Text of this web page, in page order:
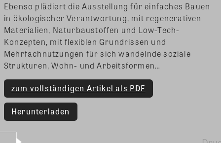
Ebenso plädiert die Ausstellung für einfaches Bauen
in ökologischer Verantwortung, mit regenerativen
Materialien, Naturbaustoffen und Low-Tech-
Konzepten, mit flexiblen Grundrissen und
Mehrfachnutzungen für sich wandelnde soziale
Strukturen, Wohn- und Arbeitsformen…
zum vollständigen Artikel als PDF
Herunterladen